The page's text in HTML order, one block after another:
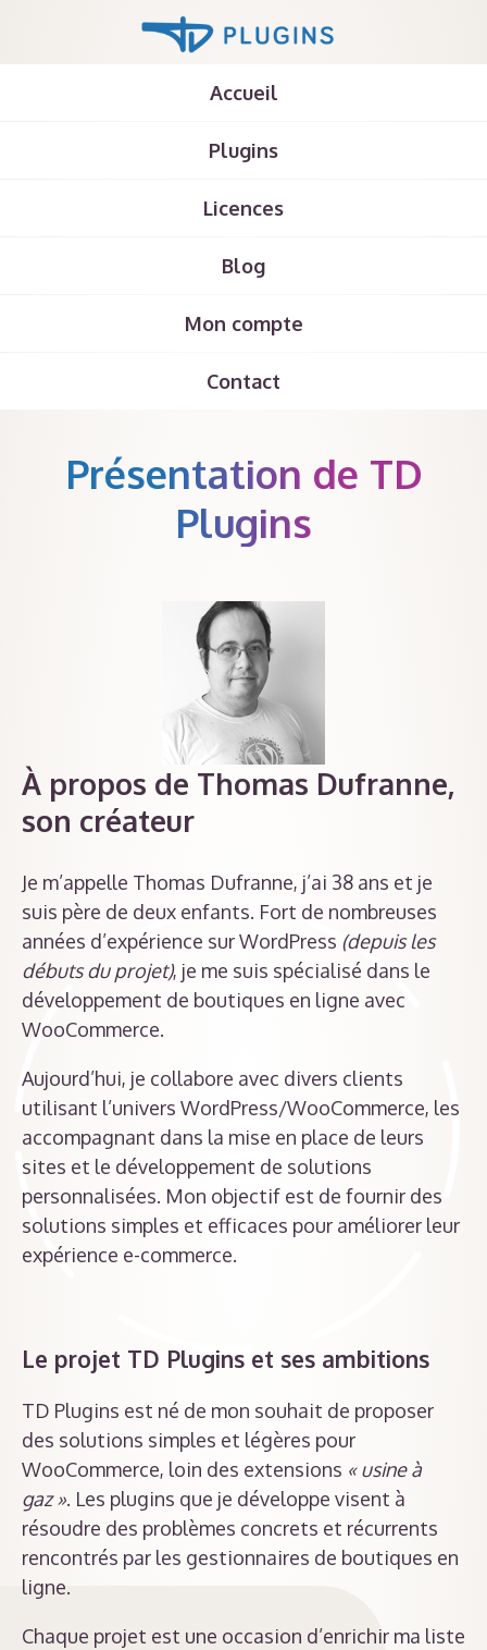
Accueil
Plugins
Licences
Blog
Mon compte
Contact
Présentation de TD
Plugins
À propos de Thomas Dufranne,
son créateur
Je m’appelle Thomas Dufranne, j’ai 38 ans et je
suis père de deux enfants. Fort de nombreuses
années d’expérience sur WordPress (depuis les
débuts du projet), je me suis spécialisé dans le
développement de boutiques en ligne avec
WooCommerce.
Aujourd’hui, je collabore avec divers clients
utilisant l’univers WordPress/WooCommerce, les
accompagnant dans la mise en place de leurs
sites et le développement de solutions
personnalisées. Mon objectif est de fournir des
solutions simples et efficaces pour améliorer leur
expérience e-commerce.
Le projet TD Plugins et ses ambitions
TD Plugins est né de mon souhait de proposer
des solutions simples et légères pour
WooCommerce, loin des extensions « usine à
gaz ». Les plugins que je développe visent à
résoudre des problèmes concrets et récurrents
rencontrés par les gestionnaires de boutiques en
ligne.
Chaque projet est une occasion d’enrichir ma liste